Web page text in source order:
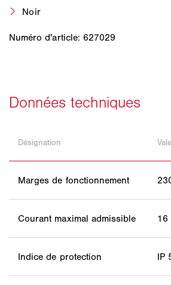
Noir
Numéro d'article: 627029
Désignation
Marges de fonctionnement
Courant maximal admissible 16
Indice de protection IP